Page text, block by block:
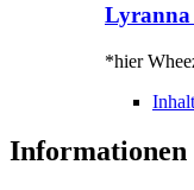
*hier
Informationen